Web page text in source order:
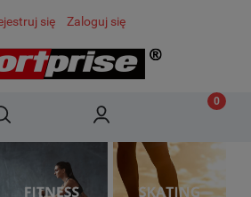
się Zaloguj się